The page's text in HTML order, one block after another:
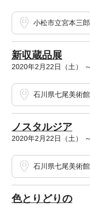
小松市立宮本三
新収蔵品展
2020年2月22日（土）
石川県七尾美術館
ノスタルジア
2020年2月22日（土）
石川県七尾美術館
色とりどりの